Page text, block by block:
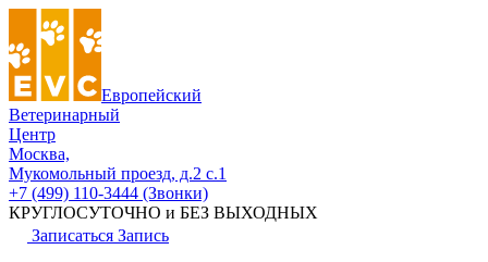
Европейский
Ветеринарный
Центр
Москва,
Мукомольный проезд, д.2 с.1
+7 (499) 110-3444 (Звонки)
КРУГЛОСУТОЧНО и БЕЗ ВЫХОДНЫХ
Записаться Запись